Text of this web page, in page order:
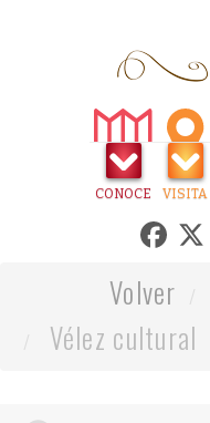
CONOCE VISITA
Volver
Vélez cultural